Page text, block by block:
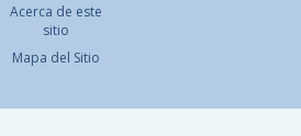
Acerca de este
sitio
Mapa del Sitio